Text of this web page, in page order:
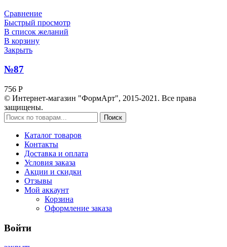
Сравнение
Быстрый просмотр
В список желаний
В корзину
Закрыть
№87
756 Р
© Интернет-магазин "ФормАрт", 2015-2021. Все права
защищены.
Поиск
Каталог товаров
Контакты
Доставка и оплата
Условия заказа
Акции и скидки
Отзывы
Мой аккаунт
Корзина
Оформление заказа
Войти